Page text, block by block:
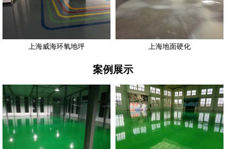
上海威海环氧地坪 上海地面硬化
案例展示